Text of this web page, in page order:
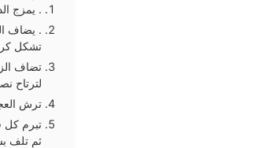
. يمزج
. يضاف
تشكل
تضاف
لترتاح
ترش
تبرم كل
ثم تلف